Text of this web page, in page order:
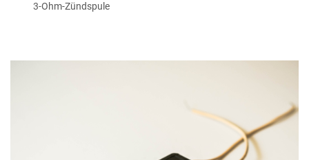
3-Ohm-Zündspule